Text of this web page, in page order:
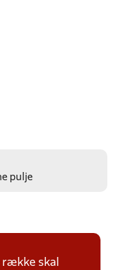
pulje
skal